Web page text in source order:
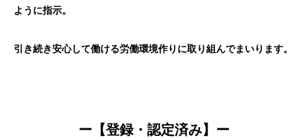
ように指示。
引き続き安心して働ける労働環境作りに取り組んでまいります。
ー【登録・認定済み】ー